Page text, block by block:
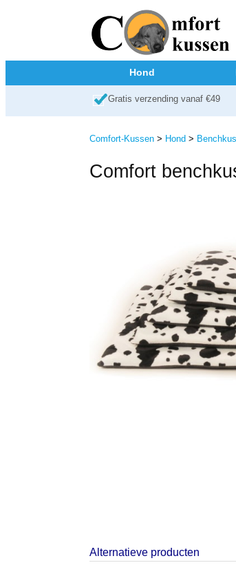
Hond
Gratis verzending vanaf €49
Comfort-Kussen> Hond >
Comfort
Alternatieve producten